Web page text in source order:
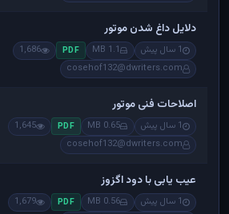
دلایل داغ شدن موتور
1 سال پیش 1.1 MB
PDF
1,686
cosehof132@dwriters.com
اصلاحات فنی موتور
1 سال پیش 0.65 MB
PDF
1,645
cosehof132@dwriters.com
عیب یابی با دود اگزوز
1 سال پیش 0.56 MB
PDF
1,679